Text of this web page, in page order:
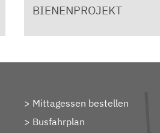
BIENENPROJEKT
Mittagessen bestellen
Busfahrplan